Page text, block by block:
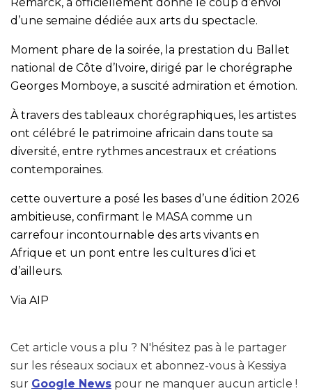
d’une semaine dédiée aux arts du spectacle.
Moment phare de la soirée, la prestation du Ballet
national de Côte d’Ivoire, dirigé par le chorégraphe
Georges Momboye, a suscité admiration et émotion.
À travers des tableaux chorégraphiques, les artistes
ont célébré le patrimoine africain dans toute sa
diversité, entre rythmes ancestraux et créations
contemporaines.
cette ouverture a posé les bases d’une édition 2026
ambitieuse, confirmant le MASA comme un
carrefour incontournable des arts vivants en
Afrique et un pont entre les cultures d’ici et
d’ailleurs.
Via AIP
Cet article vous a plu ? N'hésitez pas à le partager
sur les réseaux sociaux et abonnez-vous à Kessiya
sur Google News pour ne manquer aucun article !